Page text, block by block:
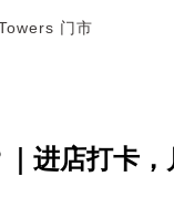
门市
进店打卡，